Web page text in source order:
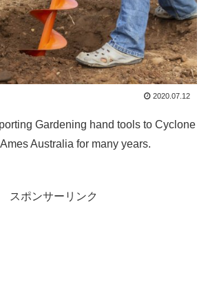
2020.07.12
Gardening hand tools to Cyclone
Australia for many years.
スポンサーリンク